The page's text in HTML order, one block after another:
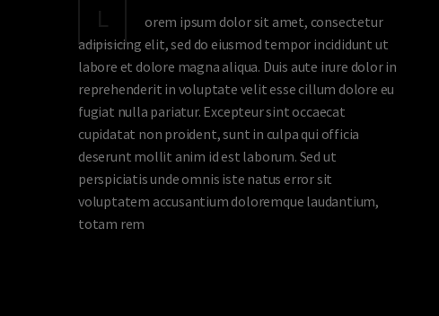
L
orem ipsum dolor sit amet, consectetur
adipisicing elit, sed do eiusmod tempor incididunt ut
labore et dolore magna aliqua. Duis aute irure dolor in
reprehenderit in voluptate velit esse cillum dolore eu
fugiat nulla pariatur. Excepteur sint occaecat
cupidatat non proident, sunt in culpa qui officia
deserunt mollit anim id est laborum. Sed ut
perspiciatis unde omnis iste natus error sit
voluptatem accusantium doloremque laudantium,
totam rem